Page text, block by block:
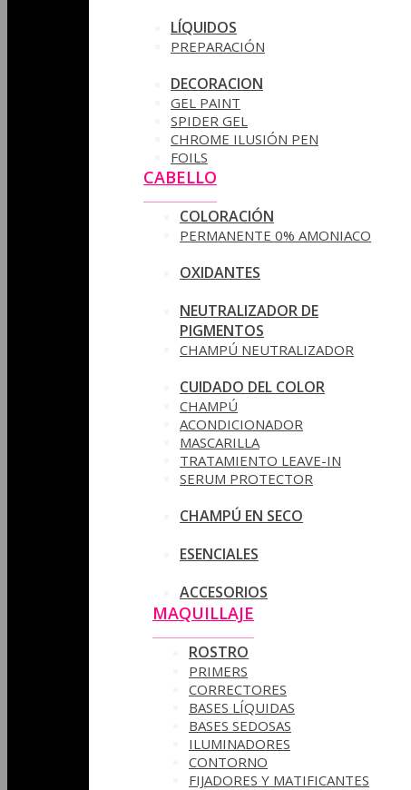
LÍQUIDOS
PREPARACIÓN
DECORACION
GEL PAINT
SPIDER GEL
CHROME ILUSIÓN PEN
FOILS
CABELLO
COLORACIÓN
PERMANENTE 0% AMONIACO
OXIDANTES
NEUTRALIZADOR DE
PIGMENTOS
CHAMPÚ NEUTRALIZADOR
CUIDADO DEL COLOR
CHAMPÚ
ACONDICIONADOR
MASCARILLA
TRATAMIENTO LEAVE-IN
SERUM PROTECTOR
CHAMPÚ EN SECO
ESENCIALES
ACCESORIOS
MAQUILLAJE
ROSTRO
PRIMERS
CORRECTORES
BASES LÍQUIDAS
BASES SEDOSAS
ILUMINADORES
CONTORNO
FIJADORES Y MATIFICANTES